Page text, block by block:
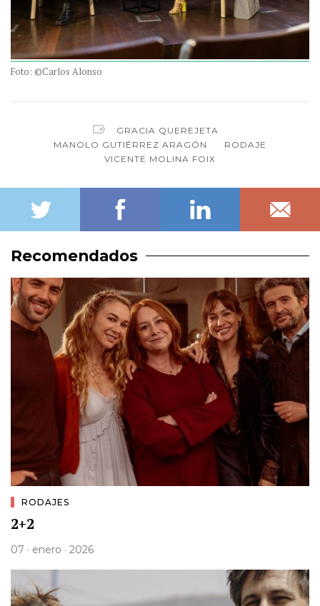
Foto: ©Carlos Alonso
GRACIA QUEREJETA
MANOLO GUTIÉRREZ ARAGÓN
RODAJE
VICENTE MOLINA FOIX
Recomendados
RODAJES
2+2
07 · enero · 2026